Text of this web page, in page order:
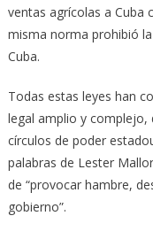
ventas agrícolas a Cuba
misma norma prohibió
Cuba.
Todas estas leyes han
legal amplio y complejo,
círculos de poder
palabras de Lester
de “provocar hambre,
gobierno”.